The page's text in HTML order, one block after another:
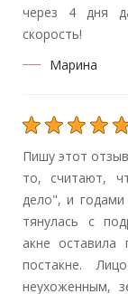
через 4 дня
скорость!
Марина
Пишу этот
то, считают,
дело", и
тянулась с
акне оставила
постакне.
неухоженным,